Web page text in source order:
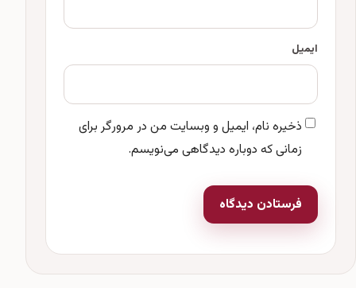
ایمیل
ذخیره نام، ایمیل و وبسایت من در مرورگر برای
زمانی که دوباره دیدگاهی می‌نویسم.
فرستادن دیدگاه